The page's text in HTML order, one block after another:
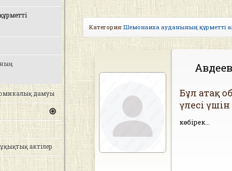
дамуы
актілер
Категория:Шемонаиха ауданының құрметті
Бұл атақ
үлесі үшін
көбірек...